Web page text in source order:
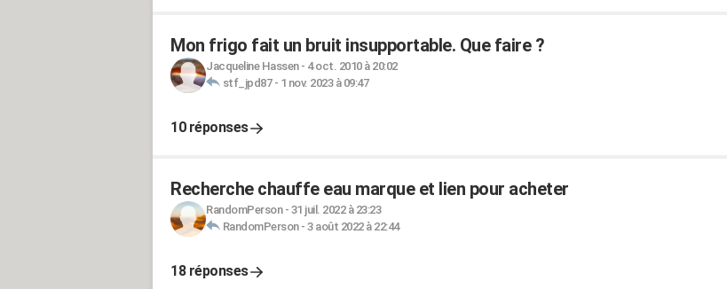
Mon frigo fait un bruit insupportable. Que faire ?
Jacqueline Hassen- 4 oct. 2010 à 20:02
stf_jpd87- 1 nov. 2023 à 09:47
10 réponses
Recherche chauffe eau marque et lien pour acheter
RandomPerson- 31 juil. 2022 à 23:23
RandomPerson- 3 août 2022 à 22:44
18 réponses